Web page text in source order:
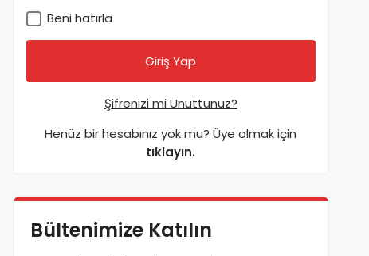
Beni hatırla
Şifrenizi mi Unuttunuz?
Henüz bir hesabınız yok mu? Üye olmak için
tıklayın.
Bültenimize Katılın